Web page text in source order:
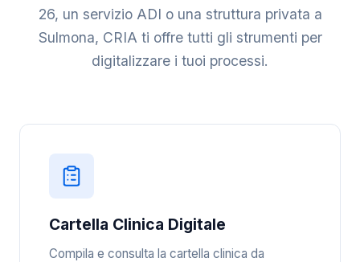
26, un servizio ADI o una struttura privata a
Sulmona, CRIA ti offre tutti gli strumenti per
digitalizzare i tuoi processi.
Cartella Clinica Digitale
Compila e consulta la cartella clinica da